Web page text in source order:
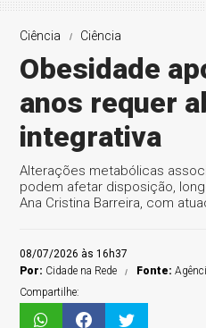
Ciência Ciência
Obesidade
anos requer
integrativa
Alterações metabólicas
podem afetar disposição,
Ana Cristina Barreira, com
08/07/2026 às 16h37
Por: Cidade na Rede Fonte:
Compartilhe: